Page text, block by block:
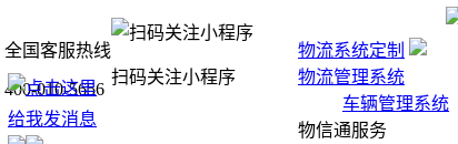
物流系统定制
物流管理系统
车辆管理系统
物信通服务
全国客服热线
400-010-5656
扫码关注小程序